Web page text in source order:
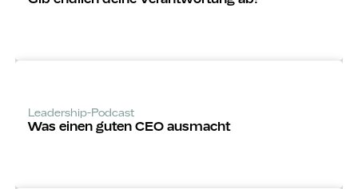
Leadership-Podcast
Was einen guten CEO ausmacht